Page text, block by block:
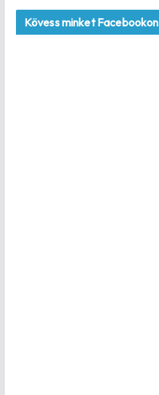
Kövess minket Facebookon